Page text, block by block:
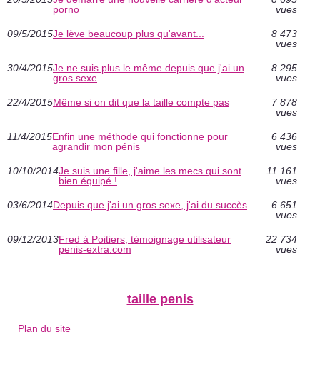
porno
vues
09/5/2015Je lève beaucoup plus qu'avant...
8 473
vues
30/4/2015Je ne suis plus le même depuis que j'ai un
gros sexe
8 295
vues
22/4/2015Même si on dit que la taille compte pas
7 878
vues
11/4/2015Enfin une méthode qui fonctionne pour
agrandir mon pénis
6 436
vues
10/10/2014Je suis une fille, j'aime les mecs qui sont
bien équipé !
11 161
vues
03/6/2014Depuis que j'ai un gros sexe, j'ai du succès
6 651
vues
09/12/2013Fred à Poitiers, témoignage utilisateur
penis-extra.com
22 734
vues
taille penis
Plan du site